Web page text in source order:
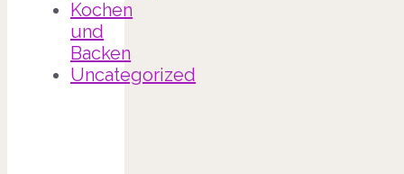
Kochen
und
Backen
Uncategorized